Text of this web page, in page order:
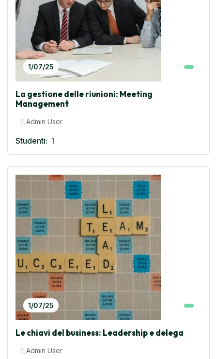
1/07/25
La gestione delle riunioni: Meeting
Management
Admin User
Studenti: 1
1/07/25
Le chiavi del business: Leadership e delega
Admin User